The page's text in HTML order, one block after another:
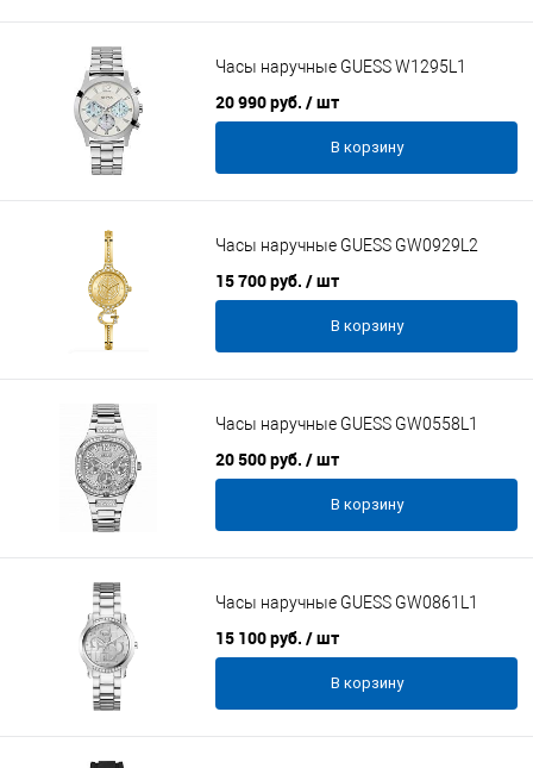
Часы наручные GUESS W1295L1
20 990 руб. / шт
В корзину
Часы наручные GUESS GW0929L2
15 700 руб. / шт
В корзину
Часы наручные GUESS GW0558L1
20 500 руб. / шт
В корзину
Часы наручные GUESS GW0861L1
15 100 руб. / шт
В корзину